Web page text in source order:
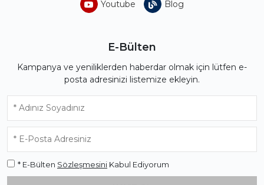
Youtube
Blog
E-Bülten
Kampanya ve yeniliklerden haberdar olmak için lütfen e-
posta adresinizi listemize ekleyin.
* E-Bülten Sözleşmesini Kabul Ediyorum